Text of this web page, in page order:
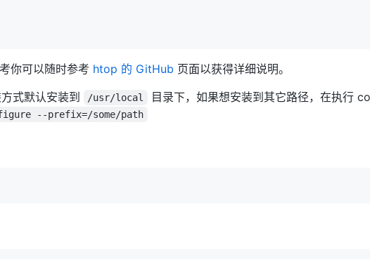
你可以随时参考 htop 的 GitHub 页面以获得详细说明。
式默认安装到 /usr/local 目录下，如果想安装到其它路径，在执行
--prefix=/some/path